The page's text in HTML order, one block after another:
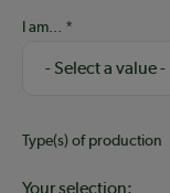
I am...
Type(s) of production
Your selection: